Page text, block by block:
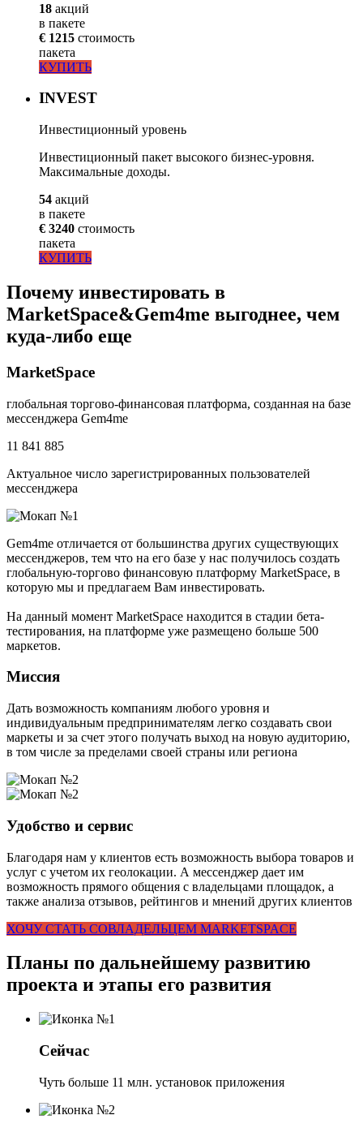
18 акций
в пакете
€ 1215 стоимость
пакета
КУПИТЬ
INVEST
Инвестиционный уровень
Инвестиционный пакет высокого бизнес-уровня.
Максимальные доходы.
54 акций
в пакете
€ 3240 стоимость
пакета
КУПИТЬ
Почему инвестировать в
MarketSpace&Gem4me выгоднее, чем
куда-либо еще
MarketSpace
глобальная торгово-финансовая платформа, созданная на базе
мессенджера Gem4me
11 841 885
Актуальное число зарегистрированных пользователей
мессенджера
Gem4me отличается от большинства других существующих
мессенджеров, тем что на его базе у нас получилось создать
глобальную-торгово финансовую платформу MarketSpace, в
которую мы и предлагаем Вам инвестировать.
На данный момент MarketSpace находится в стадии бета-
тестирования, на платформе уже размещено больше 500
маркетов.
Миссия
Дать возможность компаниям любого уровня и
индивидуальным предпринимателям легко создавать свои
маркеты и за счет этого получать выход на новую аудиторию,
в том числе за пределами своей страны или региона
Удобство и сервис
Благодаря нам у клиентов есть возможность выбора товаров и
услуг с учетом их геолокации. А мессенджер дает им
возможность прямого общения с владельцами площадок, а
также анализа отзывов, рейтингов и мнений других клиентов
ХОЧУ СТАТЬ СОВЛАДЕЛЬЦЕМ MARKETSPACE
Планы по дальнейшему развитию
проекта и этапы его развития
Сейчас
Чуть больше 11 млн. установок приложения